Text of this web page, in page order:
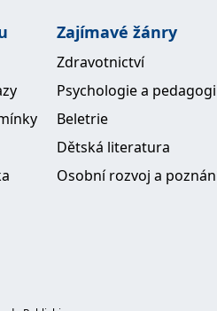
Zajímavé žánry
Zdravotnictví
Psychologie a
Beletrie
Dětská literatura
Osobní rozvoj a